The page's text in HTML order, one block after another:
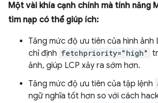
Một vài khía cạnh chính mà tính năng
tìm nạp có thể giúp ích:
Tăng mức độ ưu tiên của hình ảnh
chỉ định fetchpriority="high"
ảnh, giúp LCP xảy ra sớm hơn.
Tăng mức độ ưu tiên của tập lệnh
ngữ nghĩa tốt hơn so với cách